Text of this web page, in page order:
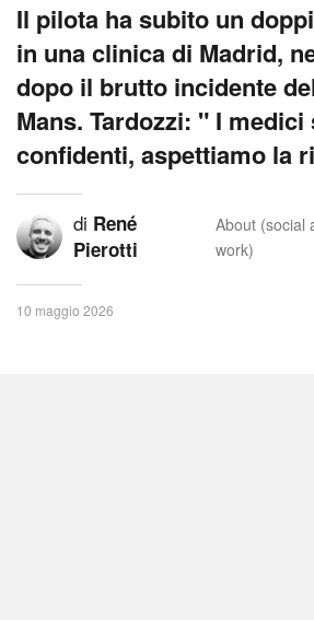
Il pilota ha subito un
in una clinica di Madrid,
dopo il brutto incidente
Mans. Tardozzi: " I medici
confidenti, aspettiamo la
di René
Pierotti
About (social
work)
10 maggio 2026